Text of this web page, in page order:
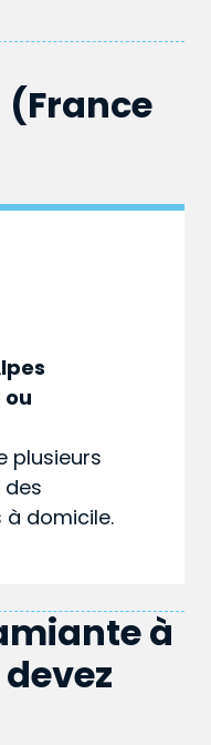
ou
plusieurs
domicile.
à